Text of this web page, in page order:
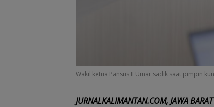
Wakil ketua Pansus II Umar sadik saat pimpin
JURNALKALIMANTAN.COM, JAWA BARAT